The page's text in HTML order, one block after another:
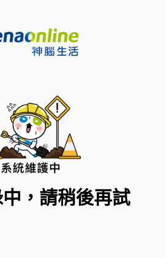
，請稍後再試